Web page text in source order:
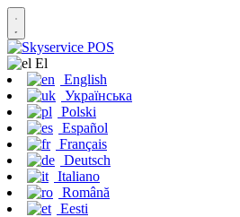
Εl
English
Українська
Polski
Español
Français
Deutsch
Italiano
Română
Eesti